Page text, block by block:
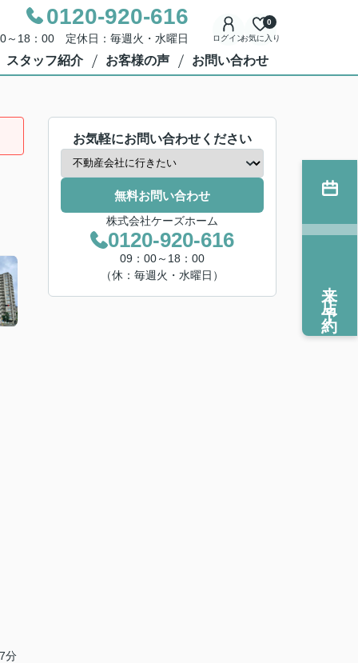
0120-920-616
～18：00 定休日：毎週火・水曜日 ログインお気に入り
0
スタッフ紹介 お客様の声 お問い合わせ
分
お気軽にお問い合わせください
無料お問い合わせ
株式会社ケーズホーム
0120-920-616
09：00～18：00
（休：毎週火・水曜日）
来店予約